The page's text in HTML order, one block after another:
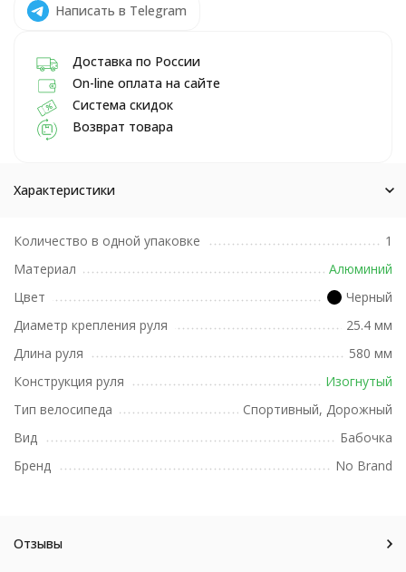
Написать в Telegram
Доставка по России
On-line оплата на сайте
Система скидок
Возврат товара
Характеристики
Количество в одной упаковке
1
Материал
Алюминий
Цвет
Черный
Диаметр крепления руля
25.4 мм
Длина руля
580 мм
Конструкция руля
Изогнутый
Тип велосипеда
Спортивный, Дорожный
Вид
Бабочка
Бренд
No Brand
Отзывы